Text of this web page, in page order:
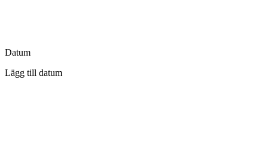
Datum
Lägg till datum